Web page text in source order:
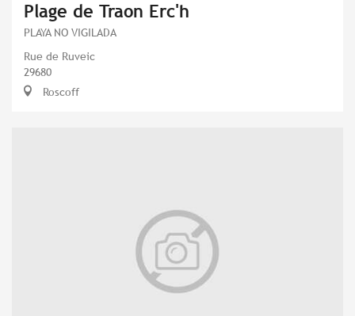
Plage de Traon Erc'h
PLAYA NO VIGILADA
Rue de Ruveic
29680
Roscoff